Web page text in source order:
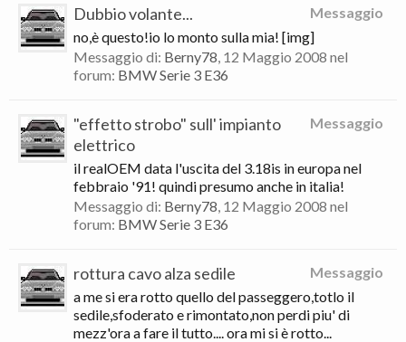
Messaggio
Dubbio volante...
no,è questo!io lo monto sulla mia! [img]
Messaggio di: Berny78, 12 Maggio 2008 nel
forum: BMW Serie 3 E36
Messaggio
"effetto strobo" sull' impianto
elettrico
il realOEM data l'uscita del 3.18is in europa nel
febbraio '91! quindi presumo anche in italia!
Messaggio di: Berny78, 12 Maggio 2008 nel
forum: BMW Serie 3 E36
Messaggio
rottura cavo alza sedile
a me si era rotto quello del passeggero,totlo il
sedile,sfoderato e rimontato,non perdi piu' di
mezz'ora a fare il tutto.... ora mi si è rotto...